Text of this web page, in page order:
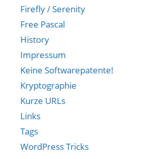
Firefly / Serenity
Free Pascal
History
Impressum
Keine Softwarepatente!
Kryptographie
Kurze URLs
Links
Tags
WordPress Tricks